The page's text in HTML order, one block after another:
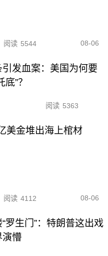
阅读 5544 08-06
发血案：美国为何要
”？
阅读 5363
美金堆出海上棺材
阅读 4112 08-06
罗生门”：特朗普这出戏
演懵